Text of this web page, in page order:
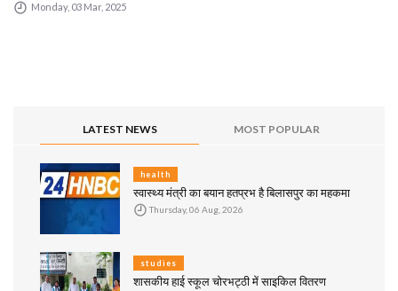
Monday, 03 Mar, 2025
LATEST NEWS MOST POPULAR
health
स्वास्थ्य मंत्री का बयान हतप्रभ है बिलासपुर का महकमा
Thursday, 06 Aug, 2026
studies
शासकीय हाई स्कूल चोरभट्ठी में साइकिल वितरण